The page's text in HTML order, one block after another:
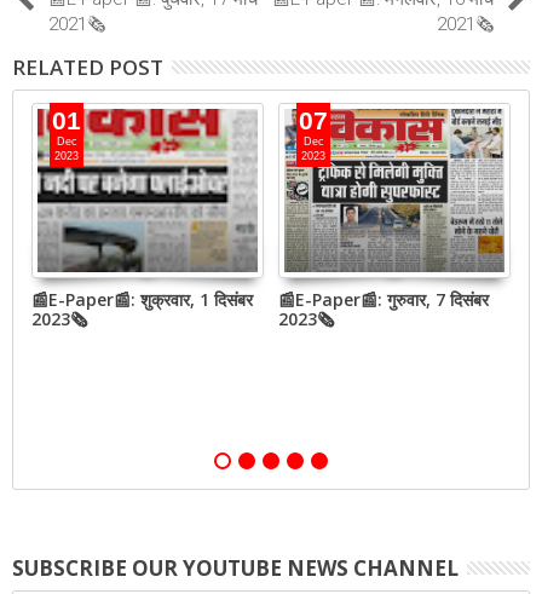
2021🗞
2021🗞
RELATED POST
01
Dec
2023
📰E-Paper📰: शुक्रवार, 1 दिसंबर
2023🗞
07
Dec
2023
📰E-Paper📰: गुरुवार, 7 दिसंबर
2023🗞
SUBSCRIBE OUR YOUTUBE NEWS CHANNEL